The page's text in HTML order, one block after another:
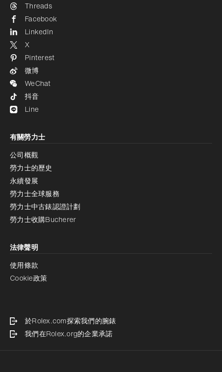
Threads
Facebook
LinkedIn
X
Pinterest
微博
WeChat
抖音
Line
有關勞力士
公司概觀
勞力士的歷史
永續發展
勞力士全球服務
勞力士中古錶認證計劃
勞力士收購Bucherer
法律聲明
使用條款
Cookie政策
於Rolex.com探索我們的腕錶
我們在Rolex.org的企業承諾